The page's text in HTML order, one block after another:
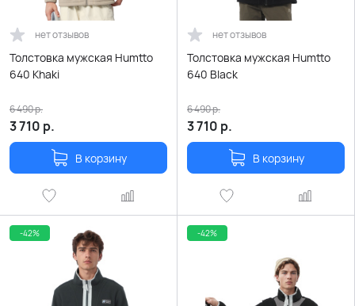
нет отзывов
Толстовка мужская Humtto
640 Khaki
3 710 р.
6 490р.
В корзину
нет отзывов
Толстовка мужская Humtto
640 Black
3 710 р.
6 490р.
В корзину
-42% -42%